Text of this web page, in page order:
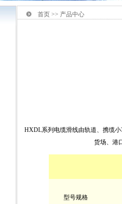
首页 >> 产品中心
HXDL系列电缆滑线由轨道、携缆
货场、港
型号规格